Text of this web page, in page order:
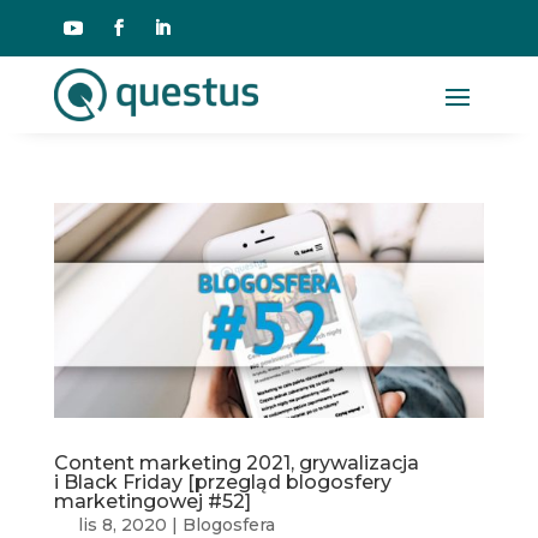
Content marketing 2021, grywalizacja
i Black Friday [przegląd blogosfery
marketingowej #52]
lis 8, 2020 | Blogosfera